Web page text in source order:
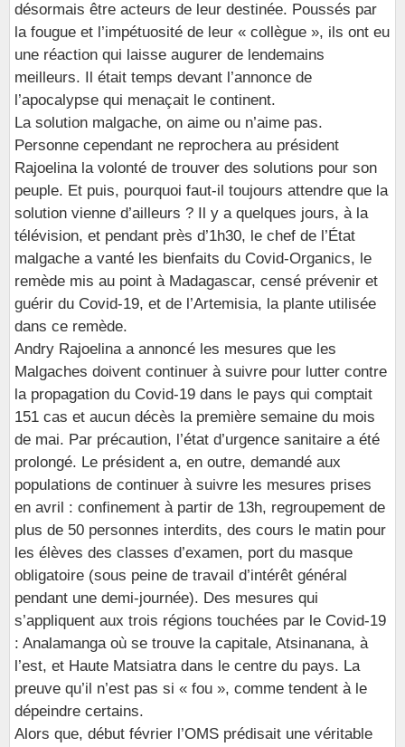
désormais être acteurs de leur destinée. Poussés par
la fougue et l’impétuosité de leur « collègue », ils ont eu
une réaction qui laisse augurer de lendemains
meilleurs. Il était temps devant l’annonce de
l’apocalypse qui menaçait le continent.
La solution malgache, on aime ou n’aime pas.
Personne cependant ne reprochera au président
Rajoelina la volonté de trouver des solutions pour son
peuple. Et puis, pourquoi faut-il toujours attendre que la
solution vienne d’ailleurs ? Il y a quelques jours, à la
télévision, et pendant près d’1h30, le chef de l’État
malgache a vanté les bienfaits du Covid-Organics, le
remède mis au point à Madagascar, censé prévenir et
guérir du Covid-19, et de l’Artemisia, la plante utilisée
dans ce remède.
Andry Rajoelina a annoncé les mesures que les
Malgaches doivent continuer à suivre pour lutter contre
la propagation du Covid-19 dans le pays qui comptait
151 cas et aucun décès la première semaine du mois
de mai. Par précaution, l’état d’urgence sanitaire a été
prolongé. Le président a, en outre, demandé aux
populations de continuer à suivre les mesures prises
en avril : confinement à partir de 13h, regroupement de
plus de 50 personnes interdits, des cours le matin pour
les élèves des classes d’examen, port du masque
obligatoire (sous peine de travail d’intérêt général
pendant une demi-journée). Des mesures qui
s’appliquent aux trois régions touchées par le Covid-19
: Analamanga où se trouve la capitale, Atsinanana, à
l’est, et Haute Matsiatra dans le centre du pays. La
preuve qu’il n’est pas si « fou », comme tendent à le
dépeindre certains.
Alors que, début février l’OMS prédisait une véritable